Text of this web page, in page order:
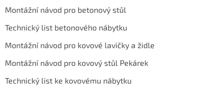
Montážní návod pro betonový stůl
Technický list betonového nábytku
Montážní návod pro kovové lavičky a židle
Montážní návod pro kovový stůl Pekárek
Technický list ke kovovému nábytku